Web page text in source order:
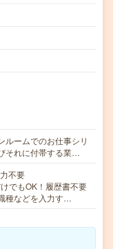
ルームでのお仕事シリ
それに付帯する業…
不要
でもOK！履歴書不要
種などを入力す…